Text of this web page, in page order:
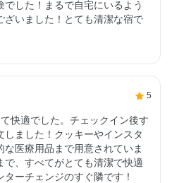
した！まるで自宅にいるよう
ざいました！とても清潔な宿で
5
快適でした。チェックイン後す
しました！クッキーやインスタ
医療用品まで用意されていま
で、すべてがとても清潔で快適
ーチェンジのすぐ隣です！